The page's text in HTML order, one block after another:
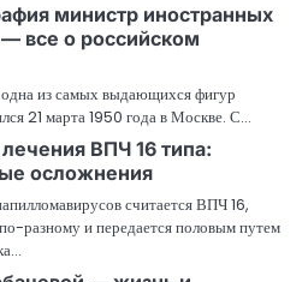
министр иностранных
все о российском
из самых выдающихся фигур
21 марта 1950 года в Москве. С…
ВПЧ 16 типа:
осложнения
считается ВПЧ 16,
разному и передается половым путем